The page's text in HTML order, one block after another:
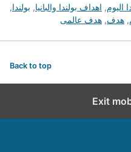
اليوم, اهداف بولندا والبانيا, بولندا,
, هدف, هدف عالمى
Back to top
Exit